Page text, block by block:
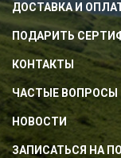
ДОСТАВКА И
ПОДАРИТЬ
КОНТАКТЫ
ЧАСТЫЕ ВОПРОСЫ
НОВОСТИ
ЗАПИСАТЬСЯ НА